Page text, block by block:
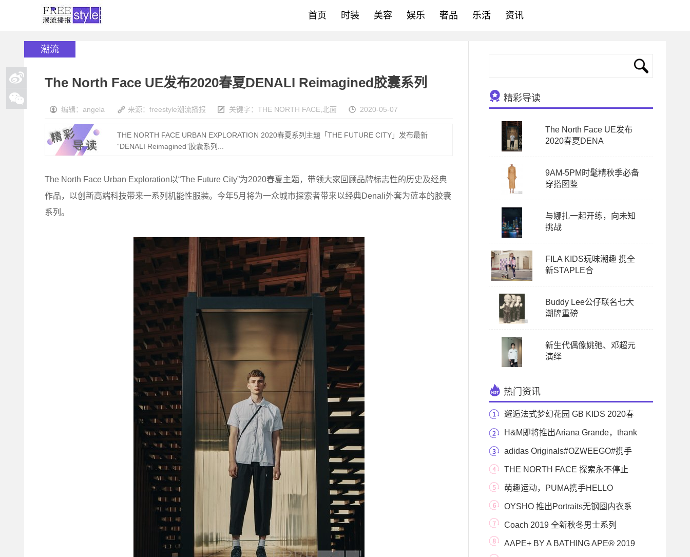
首页 时装 美容 娱乐 奢品 乐活 资讯
潮流
The North Face UE发布2020春夏DENALI Reimagined胶囊系列
编辑：angela 来源：freestyle潮流播报 关键字： THE NORTH FACE 北面 2020-05-07
THE NORTH FACE URBAN EXPLORATION 2020春夏系列主題「THE FUTURE CITY」发布最新
“DENALI Reimagined”胶囊系列...
The North Face Urban Exploration以“The Future City”为2020春夏主题，带领大家回顾品牌标志性的历史及经典
作品，以创新高端科技带来一系列机能性服装。今年5月将为一众城市探索者带来以经典Denali外套为蓝本的胶囊
系列。
精彩导读
The North Face UE发布
2020春夏DENA
9AM-5PM时髦精秋季必备
穿搭图鉴
与娜扎一起开练，向未知
挑战
FILA KIDS玩味潮趣 携全
新STAPLE合
Buddy Lee公仔联名七大
潮牌重磅
新生代偶像姚弛、邓超元
演绎
热门资讯
邂逅法式梦幻花园 GB KIDS 2020春
夏新品缤纷发布
H&M即将推出Ariana Grande，thank
u next演唱会系列
adidas Originals#OZWEEGO#携手
Randomevent 共同举行《随机
THE NORTH FACE 探索永不停止
打造滑雪专业装备 开启
萌趣运动，PUMA携手HELLO
KITTY推出联名系列
OYSHO 推出Portraits无钢圈内衣系
列 回归女性本源之
Coach 2019 全新秋冬男士系列
AAPE+ BY A BATHING APE® 2019